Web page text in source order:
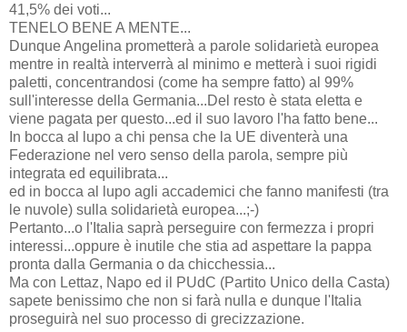
41,5% dei voti...
TENELO BENE A MENTE...
Dunque Angelina prometterà a parole solidarietà europea
mentre in realtà interverrà al minimo e metterà i suoi rigidi
paletti, concentrandosi (come ha sempre fatto) al 99%
sull'interesse della Germania...Del resto è stata eletta e
viene pagata per questo...ed il suo lavoro l'ha fatto bene...
In bocca al lupo a chi pensa che la UE diventerà una
Federazione nel vero senso della parola, sempre più
integrata ed equilibrata...
ed in bocca al lupo agli accademici che fanno manifesti (tra
le nuvole) sulla solidarietà europea...;-)
Pertanto...o l'Italia saprà perseguire con fermezza i propri
interessi...oppure è inutile che stia ad aspettare la pappa
pronta dalla Germania o da chicchessia...
Ma con Lettaz, Napo ed il PUdC (Partito Unico della Casta)
sapete benissimo che non si farà nulla e dunque l'Italia
proseguirà nel suo processo di grecizzazione.